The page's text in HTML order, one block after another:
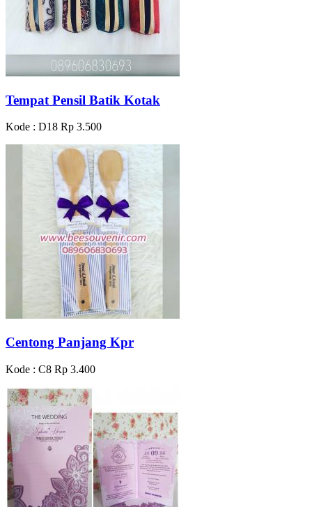
Tempat Pensil Batik Kotak
Kode : D18 Rp 3.500
Centong Panjang Kpr
Kode : C8 Rp 3.400